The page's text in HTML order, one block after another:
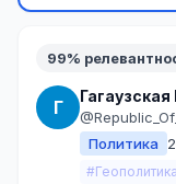
99%
Г
Политика
#Геополитика